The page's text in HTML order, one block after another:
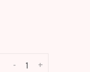
+
-